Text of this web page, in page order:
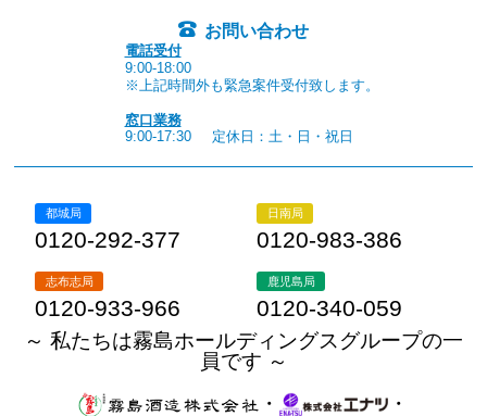
お問い合わせ
電話受付
9:00-18:00
※上記時間外も緊急案件受付致します。
窓口業務
9:00-17:30
定休日：土・日・祝日
都城局
0120-292-377
日南局
0120-983-386
志布志局
0120-933-966
鹿児島局
0120-340-059
～ 私たちは霧島ホールディングスグループの一
員です ～
・
・